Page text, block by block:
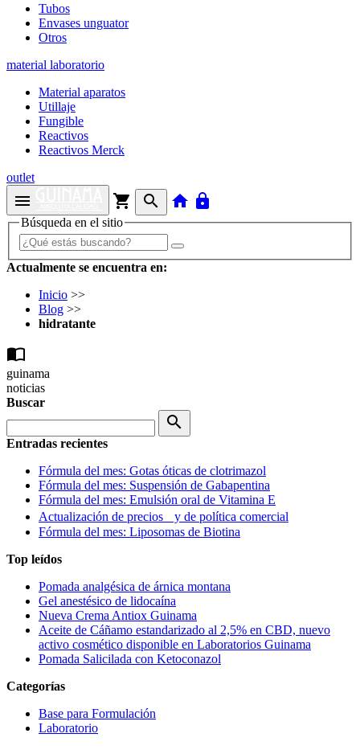
Tubos
Envases unguator
Otros
material laboratorio
Material aparatos
Utillaje
Fungible
Reactivos
Reactivos Merck
outlet
menu shopping_cart search home lock
Búsqueda en el sitio
Actualmente se encuentra en:
Inicio >>
Blog >>
hidratante
import_contacts
guinama
noticias
Buscar
search
Entradas recientes
Fórmula del mes: Gotas óticas de clotrimazol
Fórmula del mes: Suspensión de Gabapentina
Fórmula del mes: Emulsión oral de Vitamina E
Actualización de precios y de política comercial
Fórmula del mes: Liposomas de Biotina
Top leídos
Pomada analgésica de árnica montana
Gel anestésico de lidocaína
Nueva Crema Antiox Guinama
Aceite de Cáñamo estandarizado al 2,5% en CBD, nuevo
activo cosmético disponible en Laboratorios Guinama
Pomada Salicilada con Ketoconazol
Categorías
Base para Formulación
Laboratorio